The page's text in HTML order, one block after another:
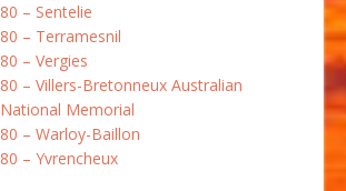
80 – Sentelie
80 – Terramesnil
80 – Vergies
80 – Villers-Bretonneux Australian
National Memorial
80 – Warloy-Baillon
80 – Yvrencheux